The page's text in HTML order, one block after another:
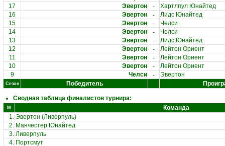
17
Эвертон -
Хартлпул Юнайтед
16
Эвертон -
Лидс Юнайтед
15
Эвертон -
Челси
14
Эвертон -
Челси
13
Эвертон -
Лидс Юнайтед
12
Эвертон -
Лейтон Ориент
11
Эвертон -
Лейтон Ориент
10
Эвертон -
Лейтон Ориент
9
Челси - Эвертон
Сезон Победитель
Сводная таблица финалистов турнира:
М
Команда
1. Эвертон (Ливерпуль)
2. Манчестер Юнайтед
3. Ливерпуль
4. Портсмут